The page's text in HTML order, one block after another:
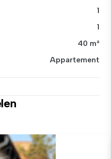
1
1
40 m²
Appartement